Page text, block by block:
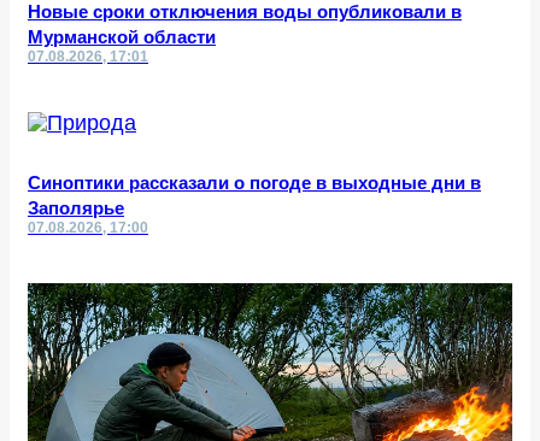
Новые сроки отключения воды опубликовали в
Мурманской области
07.08.2026, 17:01
Синоптики рассказали о погоде в выходные дни в
Заполярье
07.08.2026, 17:00